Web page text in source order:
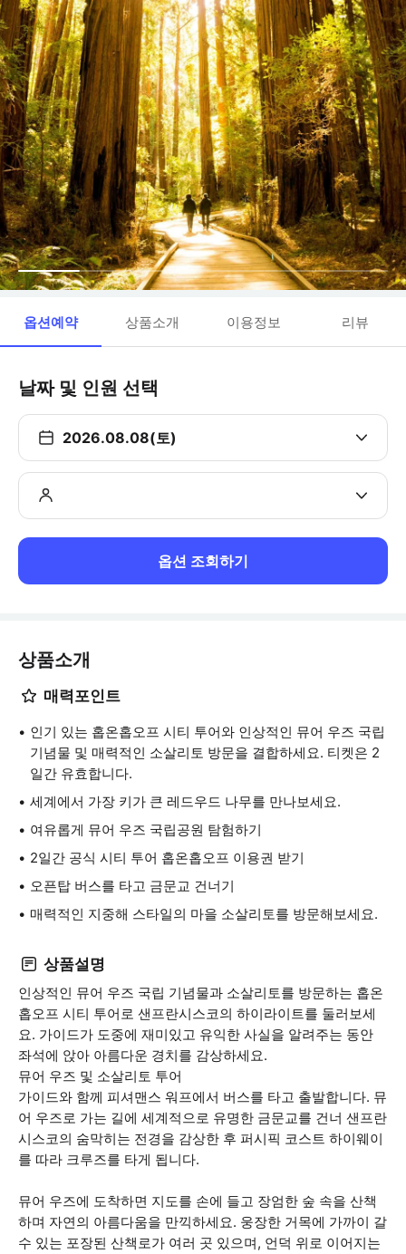
옵션예약 상품소개 이용정보 리뷰
날짜 및 인원 선택
2026.08.08(토)
옵션 조회하기
상품소개
매력포인트
인기 있는 홉온홉오프 시티 투어와 인상적인 뮤어 우즈 국립
기념물 및 매력적인 소살리토 방문을 결합하세요. 티켓은 2
일간 유효합니다.
세계에서 가장 키가 큰 레드우드 나무를 만나보세요.
여유롭게 뮤어 우즈 국립공원 탐험하기
2일간 공식 시티 투어 홉온홉오프 이용권 받기
오픈탑 버스를 타고 금문교 건너기
매력적인 지중해 스타일의 마을 소살리토를 방문해보세요.
상품설명
인상적인 뮤어 우즈 국립 기념물과 소살리토를 방문하는 홉온
홉오프 시티 투어로 샌프란시스코의 하이라이트를 둘러보세
요. 가이드가 도중에 재미있고 유익한 사실을 알려주는 동안
좌석에 앉아 아름다운 경치를 감상하세요.
뮤어 우즈 및 소살리토 투어
가이드와 함께 피셔맨스 워프에서 버스를 타고 출발합니다. 뮤
어 우즈로 가는 길에 세계적으로 유명한 금문교를 건너 샌프란
시스코의 숨막히는 전경을 감상한 후 퍼시픽 코스트 하이웨이
를 따라 크루즈를 타게 됩니다.
뮤어 우즈에 도착하면 지도를 손에 들고 장엄한 숲 속을 산책
하며 자연의 아름다움을 만끽하세요. 웅장한 거목에 가까이 갈
수 있는 포장된 산책로가 여러 곳 있으며, 언덕 위로 이어지는